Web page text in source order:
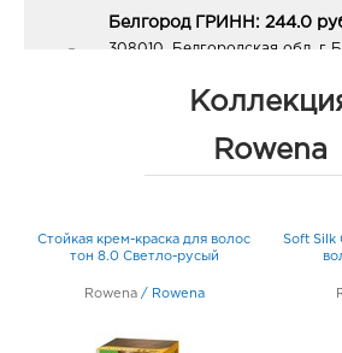
Белгород ГРИНН: 244.0
308010, Белгородская обл, г
График работы:10:00 - 21:00
График работы:9:00 - 18:00
394042, Воронежская обл, г
Rowena
Стойкая крем-краска для волос
тон 8.0 Светло-русый
Rowena / Rowena
Soft Silk